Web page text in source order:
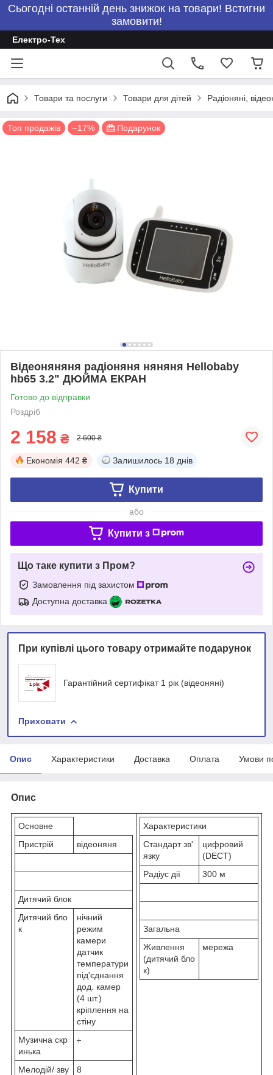
Сьогодні останній день знижок на товари! Встигни
замовити!
Електро-Тех
Товари та послуги Товари для дітей Радіоняні,
Топ продажів –17% Подарунок
Відеоняняня радіоняня няняня Hellobaby
hb65 3.2" ДЮЙМА ЕКРАН
Готово до відправки
Роздріб
2 158 ₴ 2 600 ₴
Економія 442 ₴ Залишилось 18 днів
Купити
або
Купити з
Що таке купити з Пром?
Замовлення під захистом
Доступна доставка
При купівлі цього товару отримайте подарунок
Гарантійний сертифікат 1 рік (відеоняні)
Приховати
Опис Характеристики Доставка Оплата Умови
Опис
Основне
Пристрій
відеоняня
Дитячий блок
Дитячий бло
к
нічний
режим
камери
датчик
температури
під'єднання
дод. камер
(4 шт.)
кріплення на
стіну
Музична скр
инька
Мелодій/ зву
8
Характеристики
Стандарт зв'
язку
цифровий
(DECT)
Радіус дії
300 м
Загальна
Живлення
(дитячий бло
к)
мережа